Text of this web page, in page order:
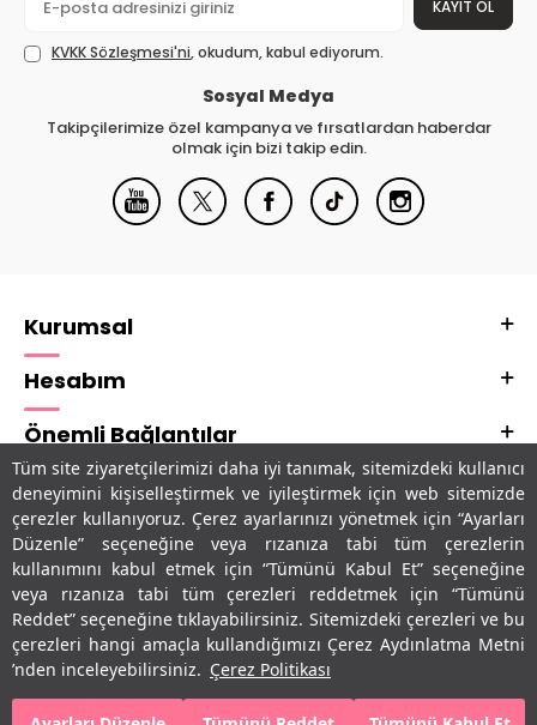
Tüm site ziyaretçilerimizi daha iyi tanımak, sitemizdeki kullanıcı
deneyimini kişiselleştirmek ve iyileştirmek için web sitemizde
çerezler kullanıyoruz. Çerez ayarlarınızı yönetmek için “Ayarları
Düzenle” seçeneğine veya rızanıza tabi tüm çerezlerin
kullanımını kabul etmek için “Tümünü Kabul Et” seçeneğine
veya rızanıza tabi tüm çerezleri reddetmek için “Tümünü
Reddet” seçeneğine tıklayabilirsiniz. Sitemizdeki çerezleri ve bu
çerezleri hangi amaçla kullandığımızı Çerez Aydınlatma Metni
’nden inceleyebilirsiniz. Çerez Politikası
KAYIT OL
KVKK Sözleşmesi'ni, okudum, kabul ediyorum.
Sosyal Medya
Takipçilerimize özel kampanya ve fırsatlardan haberdar
olmak için bizi takip edin.
Kurumsal
Hesabım
Önemli Bağlantılar
Adres & İletişim
Uygulamalarımız